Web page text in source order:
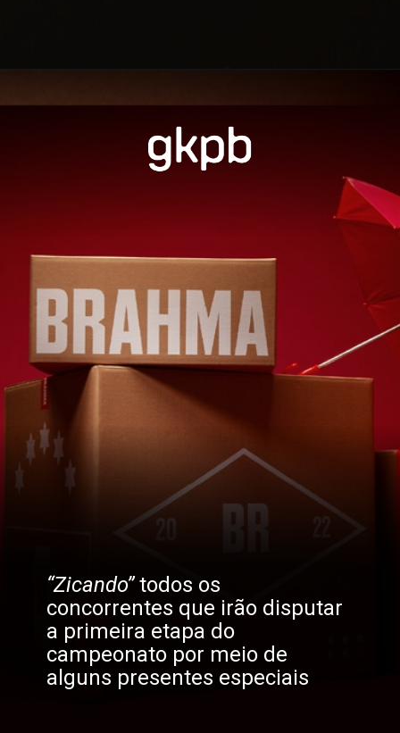
“Zicando” todos os
concorrentes que irão disputar
a primeira etapa do
campeonato por meio de
alguns presentes especiais